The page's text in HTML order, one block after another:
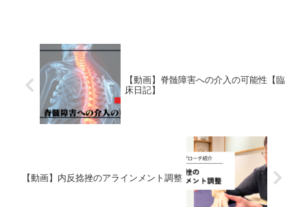
【動画】脊髄障害への介入の可能性【臨
床日記】
【動画】内反捻挫のアラインメント調整